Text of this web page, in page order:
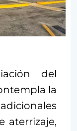
del
la
aterrizaje,